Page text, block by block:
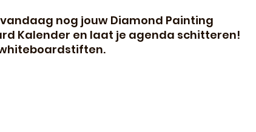
nog jouw Diamond Painting
Kalender en laat je agenda schitteren!